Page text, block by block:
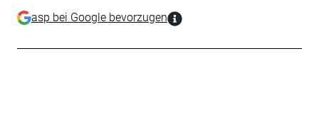
asp bei Google bevorzugen